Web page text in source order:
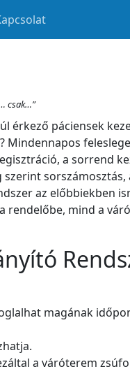
csak…”
érkező páciensek
a sorrend
az előbbiekben
rendelőbe, mind a
magának
a váróterem